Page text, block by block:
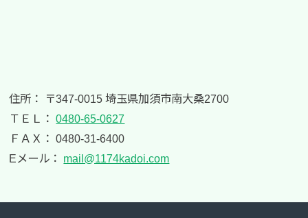
住所： 〒347-0015 埼玉県加須市南大桑2700
ＴＥＬ：0480-65-0627
ＦＡＸ： 0480-31-6400
Eメール： mail@1174kadoi.com